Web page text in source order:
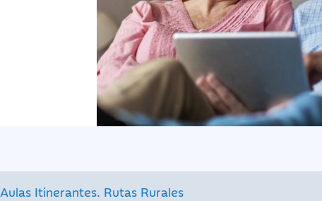
Aulas Itinerantes. Rutas Rurales